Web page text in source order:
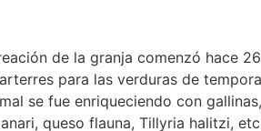
de la granja comenzó hace
para las verduras de
se fue enriqueciendo con
queso flauna, Tillyria halitzi,